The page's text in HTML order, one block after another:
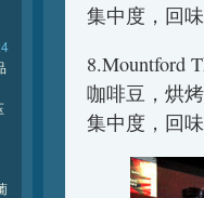
集中度，回
8.Mountford
咖啡豆，烘
集中度，回